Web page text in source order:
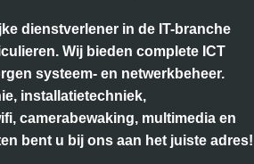
dienstverlener in de IT-branche
Wij bieden complete ICT
systeem- en netwerkbeheer.
installatietechniek,
camerabewaking, multimedia en
bent u bij ons aan het juiste adres!